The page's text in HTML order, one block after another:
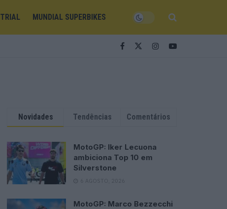
TRIAL MUNDIAL SUPERBIKES
Novidades Tendências Comentários
MotoGP: Iker Lecuona
ambiciona Top 10 em
Silverstone
6 AGOSTO, 2026
MotoGP: Marco Bezzecchi